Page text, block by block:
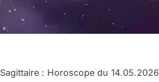
Sagittaire : Horoscope du 14.05.2026